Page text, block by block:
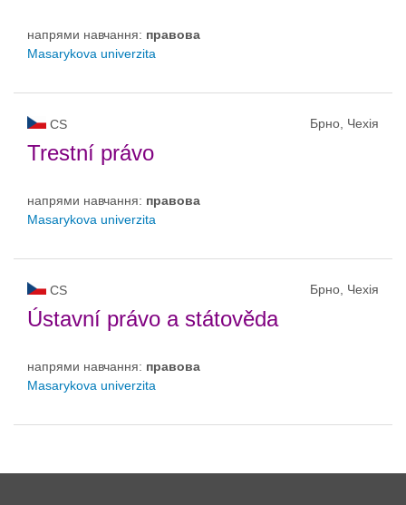
напрями навчання: правовa
Masarykova univerzita
CS Брно, Чехія
Trestní právo
напрями навчання: правовa
Masarykova univerzita
CS Брно, Чехія
Ústavní právo a státověda
напрями навчання: правовa
Masarykova univerzita